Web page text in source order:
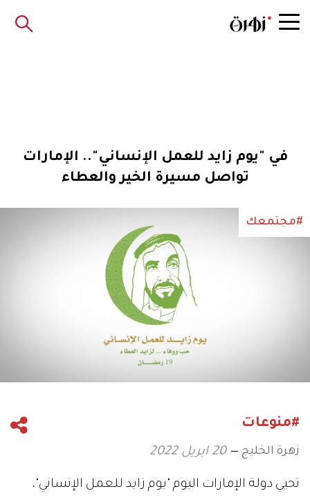
في "يوم زايد للعمل الإنساني".. الإمارات
تواصل مسيرة الخير والعطاء
#مجتمعك
#منوعات
زهرة الخليج 20 ابريل 2022
تحيي دولة الإمارات اليوم "يوم زايد للعمل الإنساني"،